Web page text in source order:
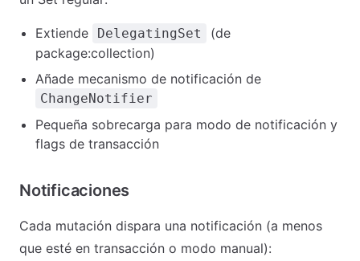
Extiende DelegatingSet
(de
package:collection)
Añade mecanismo de notificación de
ChangeNotifier
Pequeña sobrecarga para modo de notificación y
flags de transacción
Notificaciones
Cada mutación dispara una notificación (a menos
que esté en transacción o modo manual):